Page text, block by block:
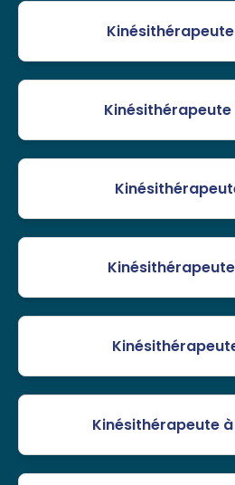
Kinésithérapeute
Kinésithérapeute